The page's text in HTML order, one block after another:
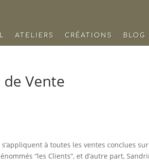
ATELIERS CRÉATIONS BLOG
Vente
à toutes les ventes conclues
“les Clients”, et d’autre part,